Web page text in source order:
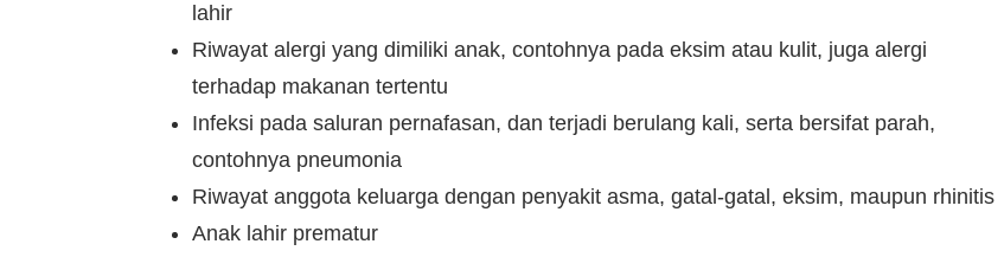
lahir
Riwayat alergi yang dimiliki anak, contohnya pada eksim atau kulit, juga alergi
terhadap makanan tertentu
Infeksi pada saluran pernafasan, dan terjadi berulang kali, serta bersifat parah,
contohnya pneumonia
Riwayat anggota keluarga dengan penyakit asma, gatal-gatal, eksim, maupun rhinitis
Anak lahir prematur